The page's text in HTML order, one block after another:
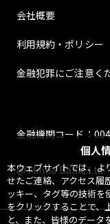
個人
本ウェブサイトでは、よ
せたご連絡、アクセス履
ッキー、タグ等の技術を
をクリックすることで、
と、また、皆様のデー
会社概要
利用規約・ポリシー
金融犯罪にご注意く
金融機関コード：
@ Minna Bank, Ltd.